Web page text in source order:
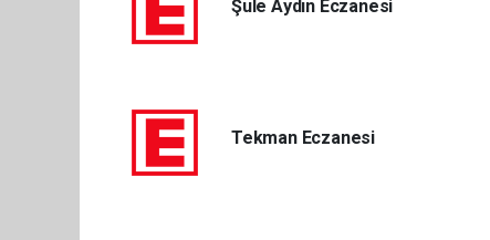
Şule Aydın Eczanesi
Tekman Eczanesi